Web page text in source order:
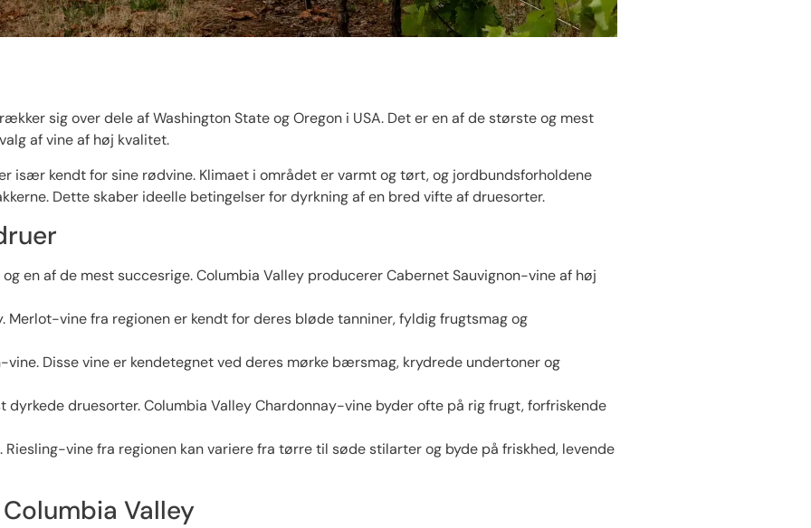
sig over dele af Washington State og Oregon i USA. Det er en af de største og mest
af vine af høj kvalitet.
især kendt for sine rødvine. Klimaet i området er varmt og tørt, og jordbundsforholdene
Dette skaber ideelle betingelser for dyrkning af en bred vifte af druesorter.
en af de mest succesrige. Columbia Valley producerer Cabernet Sauvignon-vine af høj
Merlot-vine fra regionen er kendt for deres bløde tanniner, fyldig frugtsmag og
Disse vine er kendetegnet ved deres mørke bærsmag, krydrede undertoner og
dyrkede druesorter. Columbia Valley Chardonnay-vine byder ofte på rig frugt, forfriskende
vine fra regionen kan variere fra tørre til søde stilarter og byde på friskhed, levende
Valley